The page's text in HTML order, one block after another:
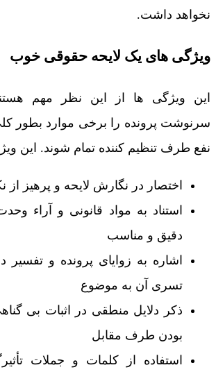
نخواهد داشت.
ویژگی های یک لایحه حقوقی خوب
این ویژگی ها از این نظر مهم
سرنوشت پرونده را برخی موارد بطور
نفع طرف تنظیم کننده تمام شوند. این
اختصار در نگارش لایحه و پرهیز
استناد به مواد قانونی و آراء
دقیق و مناسب
اشاره به زوایای پرونده و
تسری آن به موضوع
ذکر دلایل منطقی در اثبات بی
بودن طرف مقابل
استفاده از کلمات و جملات